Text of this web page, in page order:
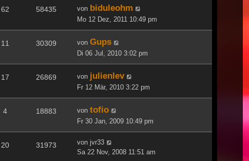
62 58435 von biduleohm
Mo 12 Dez, 2011 10:49 pm
11 30309 von Gups
Di 06 Jul, 2010 3:02 pm
17 26869 von julienlev
Fr 12 Mär, 2010 3:22 pm
4 18883 von tofio
Fr 30 Jan, 2009 10:49 pm
20 31973 von jvr33
Sa 22 Nov, 2008 11:51 am